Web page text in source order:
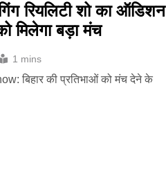
रियलिटी शो का ऑडिशन
मिलेगा बड़ा मंच
1 mins
बिहार की प्रतिभाओं को मंच देने के